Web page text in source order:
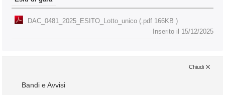
DAC_0481_2025_ESITO_Lotto_unico (.pdf 166KB )
Inserito il 15/12/2025
Chiudi
Bandi e Avvisi